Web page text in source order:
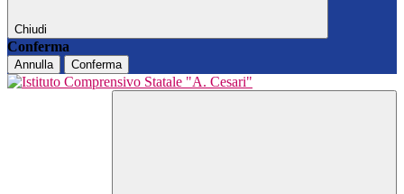
Chiudi
Conferma
Annulla Conferma